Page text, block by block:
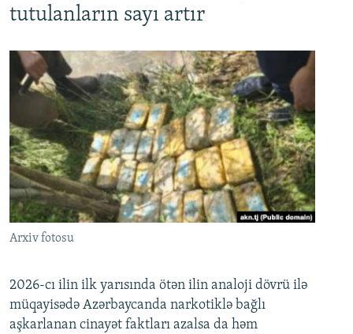
tutulanların sayı artır
Arxiv fotosu
2026-cı ilin ilk yarısında ötən ilin analoji dövrü ilə
müqayisədə Azərbaycanda narkotiklə bağlı
aşkarlanan cinayət faktları azalsa da həm